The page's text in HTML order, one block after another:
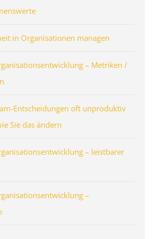
in Organisationen managen
– Metriken /
Entscheidungen oft unproduktiv
Sie das ändern
– leistbarer
–